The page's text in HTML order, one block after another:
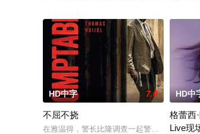
HD中字 7.0
不屈不挠
在雅温得，警长比隆调查一起警察遇害案。
HD中
格蕾西
Live现